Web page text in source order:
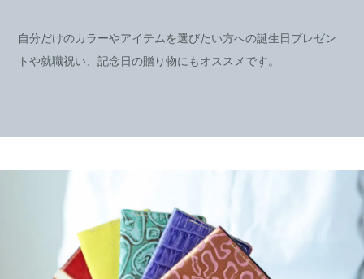
自分だけのカラーやアイテムを選びたい方への誕生日プレゼン
トや就職祝い、記念日の贈り物にもオススメです。